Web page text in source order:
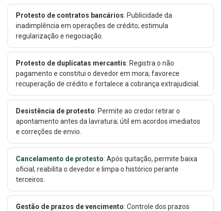
Protesto de contratos bancários: Publicidade da
inadimplência em operações de crédito; estimula
regularização e negociação.
Protesto de duplicatas mercantis: Registra o não
pagamento e constitui o devedor em mora; favorece
recuperação de crédito e fortalece a cobrança extrajudicial.
Desistência de protesto: Permite ao credor retirar o
apontamento antes da lavratura; útil em acordos imediatos
e correções de envio.
Cancelamento de protesto: Após quitação, permite baixa
oficial; reabilita o devedor e limpa o histórico perante
terceiros.
Gestão de prazos de vencimento: Controle dos prazos